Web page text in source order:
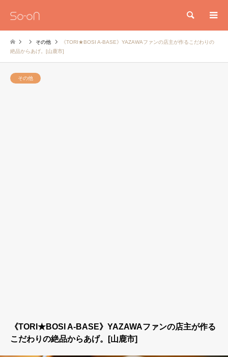
検索
その他
《TORI★BOSI A-BASE》YAZAWAファンの店主が作るこだわりの
絶品からあげ。[山鹿市]
その他
《TORI★BOSI A-BASE》YAZAWAファンの店主が作る
こだわりの絶品からあげ。[山鹿市]